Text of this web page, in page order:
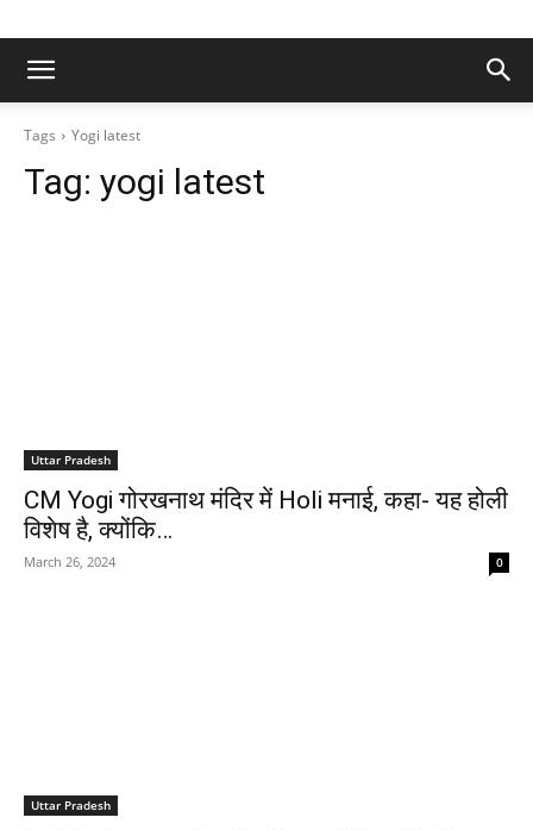
Tags Yogi latest
Tag: yogi latest
Uttar Pradesh
CM Yogi गोरखनाथ मंदिर में Holi मनाई, कहा- यह होली
विशेष है, क्योंकि…
March 26, 2024 0
Uttar Pradesh